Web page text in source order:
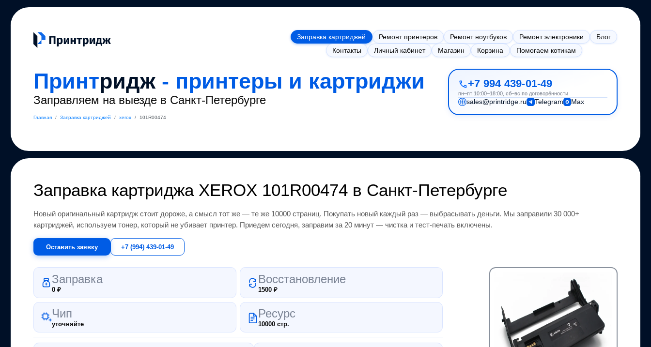
Заправка картриджей Ремонт принтеров Ремонт ноутбуков Ремонт электроники
Блог
Контакты
Личный кабинет Магазин Корзина Помогаем котикам
Принтридж - принтеры и картриджи
Заправляем на выезде в Санкт-Петербурге
Главная / Заправка картриджей / xerox / 101R00474
+7 994 439-01-49
пн–пт 10:00–18:00, сб–вс по договорённости
sales@printridge.ru Telegram Max
Заправка картриджа XEROX 101R00474 в Санкт-Петербурге
Новый оригинальный картридж стоит дороже, а смысл тот же — те же 10000 страниц. Покупать новый каждый раз — выбрасывать деньги. Мы заправили 30 000+
картриджей, используем тонер, который не убивает принтер. Приедем сегодня, заправим за 20 минут — чистка и тест-печать включены.
Оставить заявку +7 (994) 439-01-49
Заправка
0₽
Восстановление
1500₽
Чип
уточняйте
Ресурс
10000 стр.